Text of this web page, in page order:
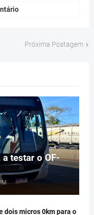
Próxima Postagem
testar o OF-
dois micros 0km para o